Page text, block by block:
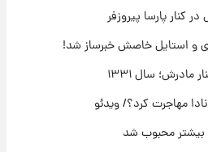
کنار پارسا پیروزفر
و استایل خاصش خبرساز شد!
سال ۱۳۳۱
مهاجرت کرد؟/ ویدئو
بیشتر محبوب شد